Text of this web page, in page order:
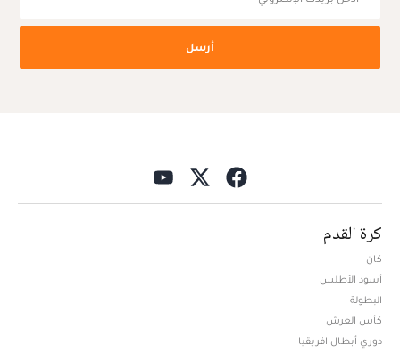
أرسل
كرة القدم
كان
أسود الأطلس
البطولة
كأس العرش
دوري أبطال افريقيا